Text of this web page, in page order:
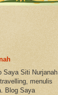
Saya Siti Nurjanah
menulis
Blog Saya